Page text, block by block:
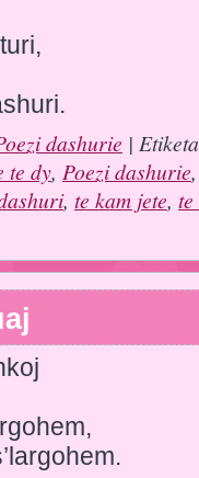
dashurie |
te dy, Poezi dashurie
, te kam jete, te